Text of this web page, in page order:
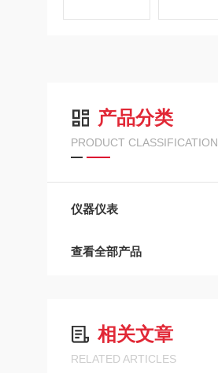
产品分类
PRODUCT CLASSIFICATION
仪器仪表
查看全部产品
相关文章
RELATED ARTICLES